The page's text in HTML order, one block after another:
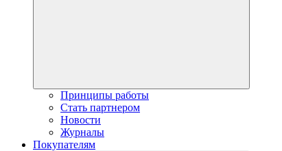
Принципы работы
Стать партнером
Новости
Журналы
Покупателям